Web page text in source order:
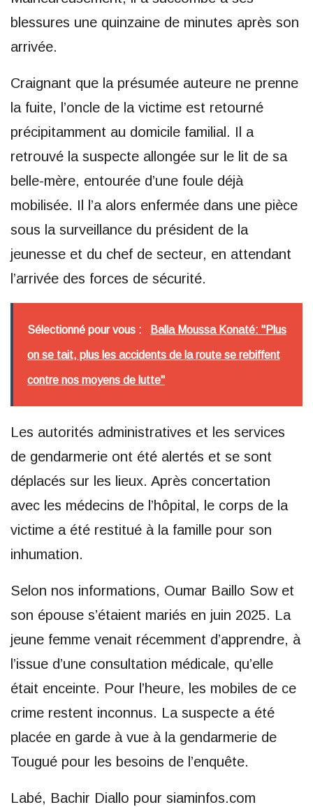
blessures une quinzaine de minutes après son
arrivée.
Craignant que la présumée auteure ne prenne
la fuite, l’oncle de la victime est retourné
précipitamment au domicile familial. Il a
retrouvé la suspecte allongée sur le lit de sa
belle-mère, entourée d’une foule déjà
mobilisée. Il l’a alors enfermée dans une pièce
sous la surveillance du président de la
jeunesse et du chef de secteur, en attendant
l’arrivée des forces de sécurité.
Sélectionné pour vous : Balla Moussa Konaté: "Plus
on se tait, plus les accidents de la route se rebiffent
contre nos moyens de lutte"
Les autorités administratives et les services
de gendarmerie ont été alertés et se sont
déplacés sur les lieux. Après concertation
avec les médecins de l’hôpital, le corps de la
victime a été restitué à la famille pour son
inhumation.
Selon nos informations, Oumar Baillo Sow et
son épouse s’étaient mariés en juin 2025. La
jeune femme venait récemment d’apprendre, à
l’issue d’une consultation médicale, qu’elle
était enceinte. Pour l’heure, les mobiles de ce
crime restent inconnus. La suspecte a été
placée en garde à vue à la gendarmerie de
Tougué pour les besoins de l’enquête.
Labé, Bachir Diallo pour siaminfos.com